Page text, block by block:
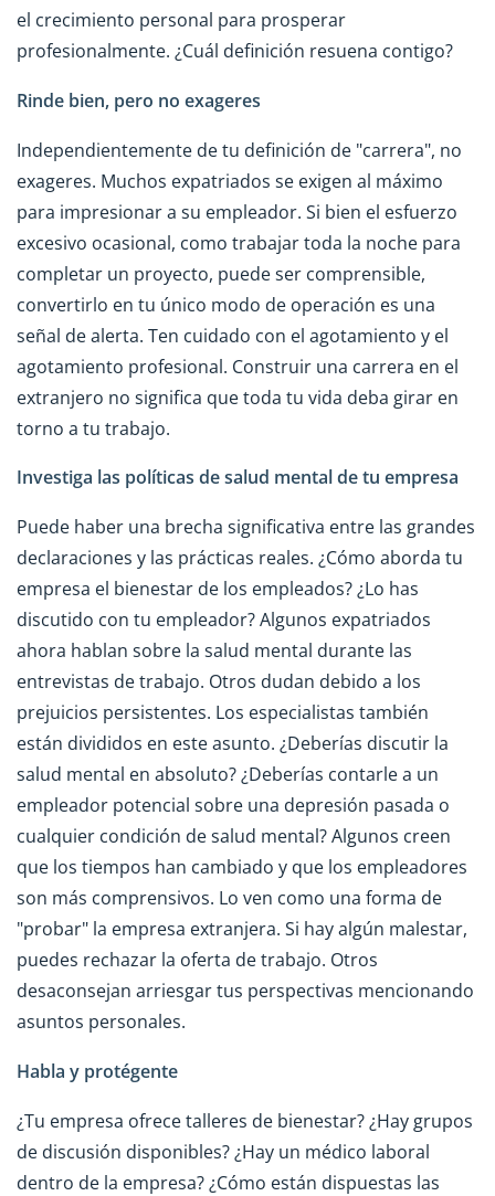
el crecimiento personal para prosperar
profesionalmente. ¿Cuál definición resuena contigo?
Rinde bien, pero no exageres
Independientemente de tu definición de "carrera", no
exageres. Muchos expatriados se exigen al máximo
para impresionar a su empleador. Si bien el esfuerzo
excesivo ocasional, como trabajar toda la noche para
completar un proyecto, puede ser comprensible,
convertirlo en tu único modo de operación es una
señal de alerta. Ten cuidado con el agotamiento y el
agotamiento profesional. Construir una carrera en el
extranjero no significa que toda tu vida deba girar en
torno a tu trabajo.
Investiga las políticas de salud mental de tu empresa
Puede haber una brecha significativa entre las grandes
declaraciones y las prácticas reales. ¿Cómo aborda tu
empresa el bienestar de los empleados? ¿Lo has
discutido con tu empleador? Algunos expatriados
ahora hablan sobre la salud mental durante las
entrevistas de trabajo. Otros dudan debido a los
prejuicios persistentes. Los especialistas también
están divididos en este asunto. ¿Deberías discutir la
salud mental en absoluto? ¿Deberías contarle a un
empleador potencial sobre una depresión pasada o
cualquier condición de salud mental? Algunos creen
que los tiempos han cambiado y que los empleadores
son más comprensivos. Lo ven como una forma de
"probar" la empresa extranjera. Si hay algún malestar,
puedes rechazar la oferta de trabajo. Otros
desaconsejan arriesgar tus perspectivas mencionando
asuntos personales.
Habla y protégente
¿Tu empresa ofrece talleres de bienestar? ¿Hay grupos
de discusión disponibles? ¿Hay un médico laboral
dentro de la empresa? ¿Cómo están dispuestas las